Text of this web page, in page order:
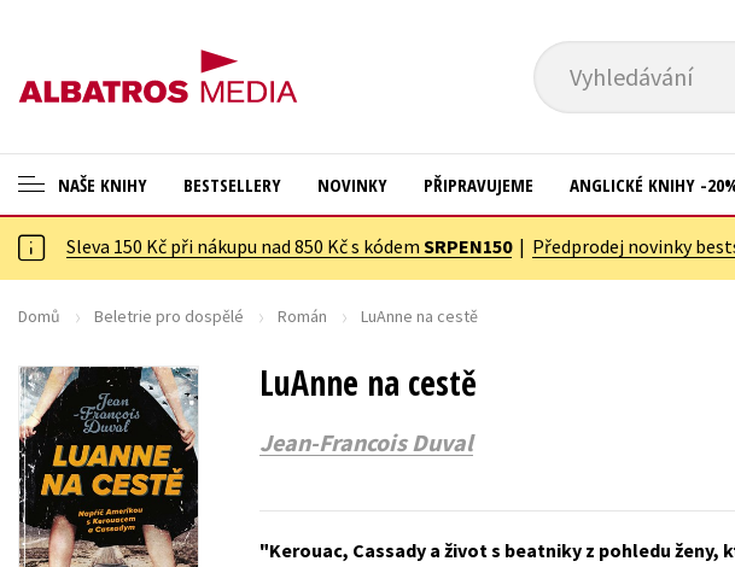
Vyhledávání
NAŠE KNIHY
ANGLICKÉ KNIHY -20 %
NOVÝ VÝPRODEJ -70 %
ASTERIX S DÁRKEM
🎁DÁRKOVÉ PUBLIKACE
✉️ DÁRKOVÉ POUKAZY
Auto - moto
Cestování
Dárkové publikace
Digitální fotografie
Esoterika a duchovní svět
Populárně -
BESTSELLERY NOVINKY PŘIPRAVUJEME ANGLICKÉ KNIHY -
Sleva 150 Kč při nákupu nad 850 Kč s kódem SRPEN150| Předprodej novinky
Domů Beletrie pro dospělé Román LuAnne na cestě
LuAnne na cestě
Jean-Francois Duval
Kerouac, Cassady a život s beatniky z pohledu ženy,